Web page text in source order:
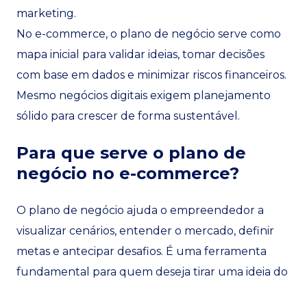
marketing.
No e-commerce, o plano de negócio serve como
mapa inicial para validar ideias, tomar decisões
com base em dados e minimizar riscos financeiros.
Mesmo negócios digitais exigem planejamento
sólido para crescer de forma sustentável.
Para que serve o plano de
negócio no e-commerce?
O plano de negócio ajuda o empreendedor a
visualizar cenários, entender o mercado, definir
metas e antecipar desafios. É uma ferramenta
fundamental para quem deseja tirar uma ideia do